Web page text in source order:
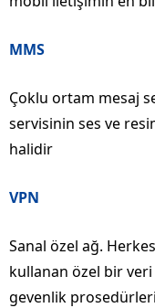
MMS
Çoklu ortam mesaj
servisinin ses ve
halidir
VPN
Sanal özel ağ.
kullanan özel bir veri
gevenlik